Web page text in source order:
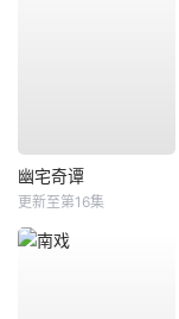
幽宅奇谭
更新至第16集